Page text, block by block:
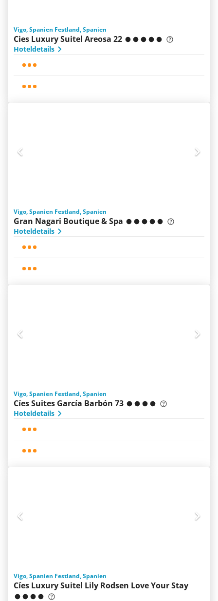
Vigo, Spanien Festland, Spanien
Cies Luxury Suitel Areosa 22
Hoteldetails
Vigo, Spanien Festland, Spanien
Gran Nagari Boutique & Spa
Hoteldetails
Vigo, Spanien Festland, Spanien
Cíes Suites García Barbón 73
Hoteldetails
Vigo, Spanien Festland, Spanien
Cíes Luxury Suitel Lily Rodsen Love Your Stay